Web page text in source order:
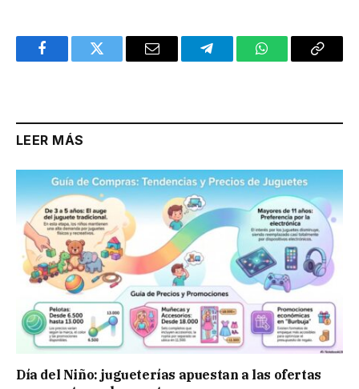
FacebookTwitter Email TelegramWhatsAppCopy
LEER MÁS
Día del Niño: jugueterías apuestan a las ofertas